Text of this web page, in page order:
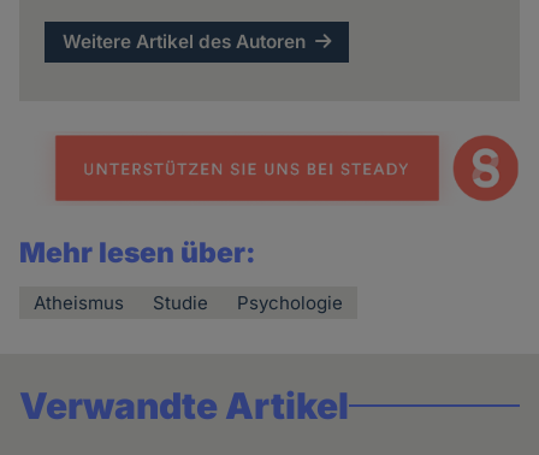
Weitere Artikel des Autoren
Mehr lesen über:
Atheismus Studie Psychologie
Verwandte Artikel